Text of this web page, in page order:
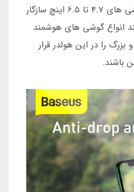
هولدر موبایل بیسوس با گوشی های 4.7 تا 6.5 اینچ سازگار
انواع گوشی های هوشمند
را در این هولدر قرار
باشند.